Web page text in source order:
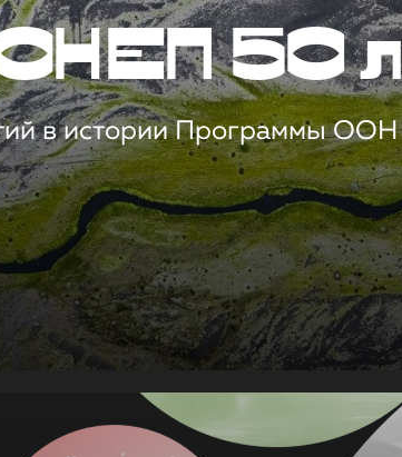
50
в истории Программы